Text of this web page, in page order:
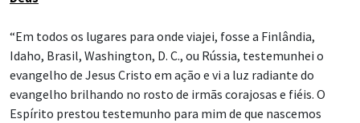
“Em todos os lugares para onde viajei, fosse a Finlândia,
Idaho, Brasil, Washington, D. C., ou Rússia, testemunhei o
evangelho de Jesus Cristo em ação e vi a luz radiante do
evangelho brilhando no rosto de irmãs corajosas e fiéis. O
Espírito prestou testemunho para mim de que nascemos